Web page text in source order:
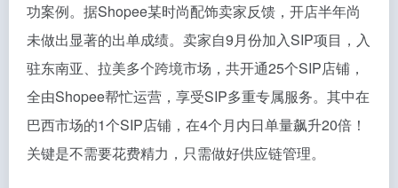
功案例。据Shopee某时尚配饰卖家反馈，开店半年尚
未做出显著的出单成绩。卖家自9月份加入SIP项目，入
驻东南亚、拉美多个跨境市场，共开通25个SIP店铺，
全由Shopee帮忙运营，享受SIP多重专属服务。其中在
巴西市场的1个SIP店铺，在4个月内日单量飙升20倍！
关键是不需要花费精力，只需做好供应链管理。